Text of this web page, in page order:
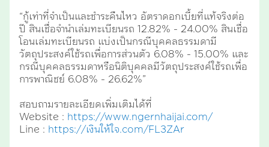
“กู้เท่าที่จำเป็นและชำระคืนไหว อัตราดอกเบี้ยที่แท้จริงต่อ
ปี สินเชื่อจำนำเล่มทะเบียนรถ 12.82% - 24.00% สินเชื่อ
โอนเล่มทะเบียนรถ แบ่งเป็นกรณีบุคคลธรรมดามี
วัตถุประสงค์ใช้รถเพื่อการส่วนตัว 6.08% - 15.00% และ
กรณีบุคคลธรรมดาหรือนิติบุคคลมีวัตถุประสงค์ใช้รถเพื่อ
การพาณิชย์ 6.08% - 26.62%”
สอบถามรายละเอียดเพิ่มเติมได้ที่
Website : https://www.ngernhaijai.com/
Line : https://เงินให้ใจ.com/FL3ZAr